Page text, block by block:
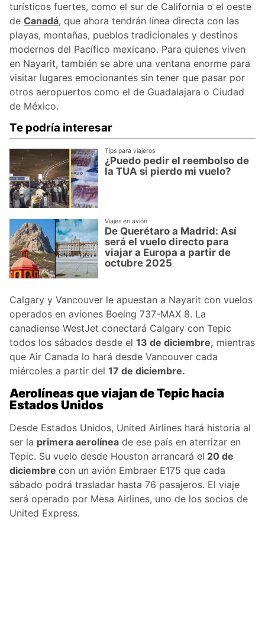
turísticos fuertes, como el sur de California o el oeste
de Canadá, que ahora tendrán línea directa con las
playas, montañas, pueblos tradicionales y destinos
modernos del Pacífico mexicano. Para quienes viven
en Nayarit, también se abre una ventana enorme para
visitar lugares emocionantes sin tener que pasar por
otros aeropuertos como el de Guadalajara o Ciudad
de México.
Te podría interesar
Tips para viajeros
¿Puedo pedir el reembolso de
la TUA si pierdo mi vuelo?
Viajes en avión
De Querétaro a Madrid: Así
será el vuelo directo para
viajar a Europa a partir de
octubre 2025
Calgary y Vancouver le apuestan a Nayarit con vuelos
operados en aviones Boeing 737-MAX 8. La
canadiense WestJet conectará Calgary con Tepic
todos los sábados desde el 13 de diciembre, mientras
que Air Canada lo hará desde Vancouver cada
miércoles a partir del 17 de diciembre.
Aerolíneas que viajan de Tepic hacia
Estados Unidos
Desde Estados Unidos, United Airlines hará historia al
ser la primera aerolínea de ese país en aterrizar en
Tepic. Su vuelo desde Houston arrancará el 20 de
diciembre con un avión Embraer E175 que cada
sábado podrá trasladar hasta 76 pasajeros. El viaje
será operado por Mesa Airlines, uno de los socios de
United Express.